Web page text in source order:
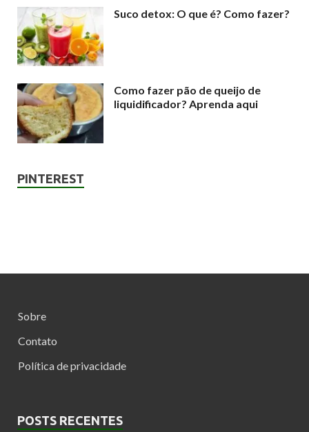
Suco detox: O que é? Como fazer?
Como fazer pão de queijo de
liquidificador? Aprenda aqui
PINTEREST
Sobre
Contato
Política de privacidade
POSTS RECENTES